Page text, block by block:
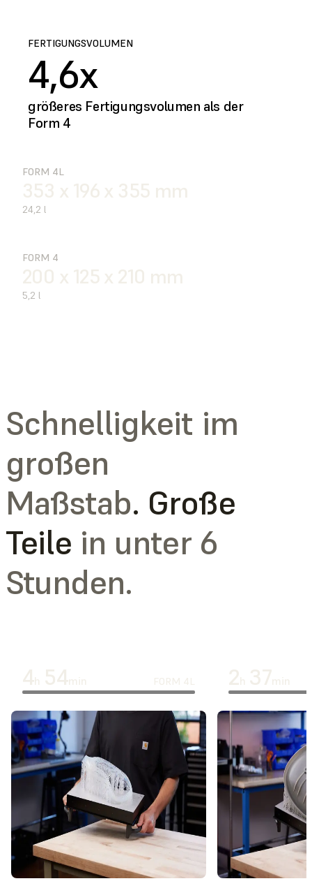
FERTIGUNGSVOLUMEN
4,6x
größeres Fertigungsvolumen als der
Form 4
FORM 4L
353 x 196 x 355 mm
24,2 l
FORM 4
200 x 125 x 210 mm
5,2 l
Schnelligkeit im
großen
Maßstab. Große
Teile in unter 6
Stunden.
4h 54min FORM 4L 2h 37min